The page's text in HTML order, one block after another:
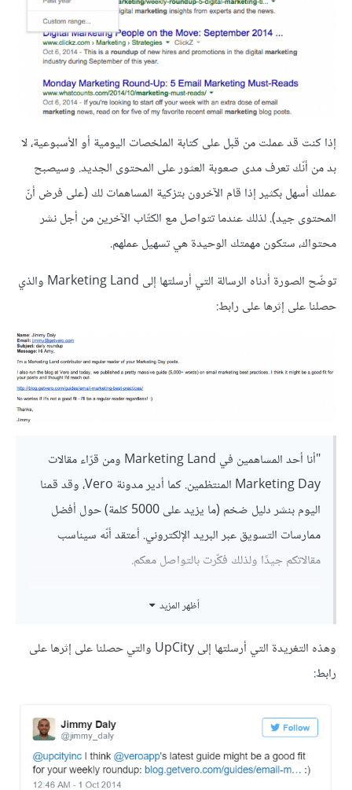
إذا كنت قد عملت من قبل على كتابة الملخصات اليومية أو الأسبوعية، لا
بد من أنّك تعرف مدى صعوبة العثور على المحتوى الجديد. وسيصبح
عملك أسهل بكثير إذا قام الآخرون بتزكية المساهمات لك (على فرض أنّ
المحتوى جيد). لذلك عندما تتواصل مع الكتّاب الآخرين من أجل نشر
محتواك، ستكون مهمتك الوحيدة هي تسهيل عملهم.
توضّح الصورة أدناه الرسالة التي أرسلتها إلى Marketing Land والذي
حصلنا على إثرها على رابط:
"أنا أحد المساهمين في Marketing Land ومن قرّاء مقالات
Marketing Day المنتظمين. كما أدير مدونة Vero، وقد قمنا
اليوم بنشر دليل ضخم (ما يزيد على 5000 كلمة) حول أفضل
ممارسات التسويق عبر البريد الإلكتروني. أعتقد أنّه سيناسب
مقالاتكم جيدًا ولذلك فكّرت بالتواصل معكم.
ولا داعي للقلق إن لم يناسبكم، سأبقى من القرّاء المنتظمين بغض
النظر عن أي شيء
أظهر المزيد
وهذه التغريدة التي أرسلتها إلى UpCity والتي حصلنا على إثرها على
رابط: